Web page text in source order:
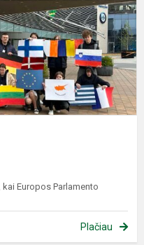
Europos Parlamento
Plačiau